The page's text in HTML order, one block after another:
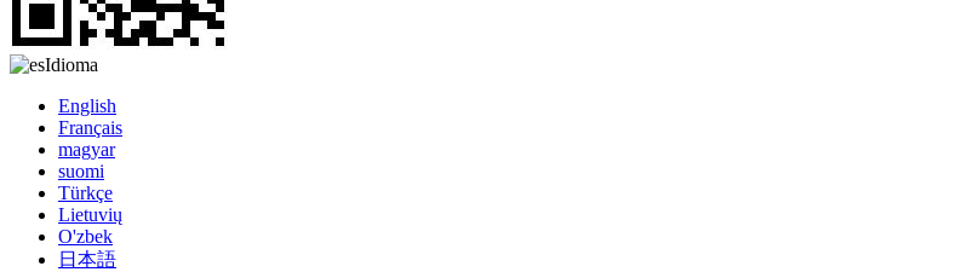
Idioma
English
Français
magyar
suomi
Türkçe
Lietuvių
O'zbek
日本語